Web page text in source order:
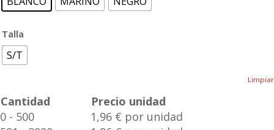
Talla
S/T
Limpiar
Cantidad
Precio unidad
0 - 500
1,96 € por unidad